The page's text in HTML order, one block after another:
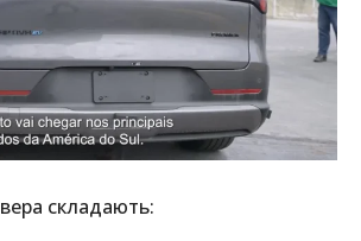
складають: